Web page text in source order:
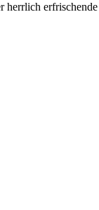
herrlich